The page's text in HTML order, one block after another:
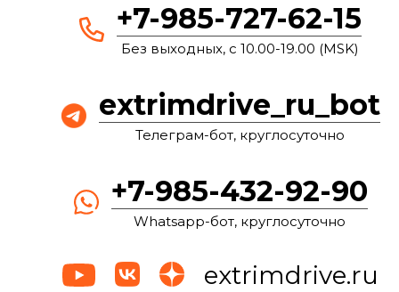
+7-985-727-62-15
Без выходных, с 10.00-19.00 (MSK)
extrimdrive_ru_bot
Телеграм-бот, круглосуточно
+7-985-432-92-90
Whatsapp-бот, круглосуточно
extrimdrive.ru